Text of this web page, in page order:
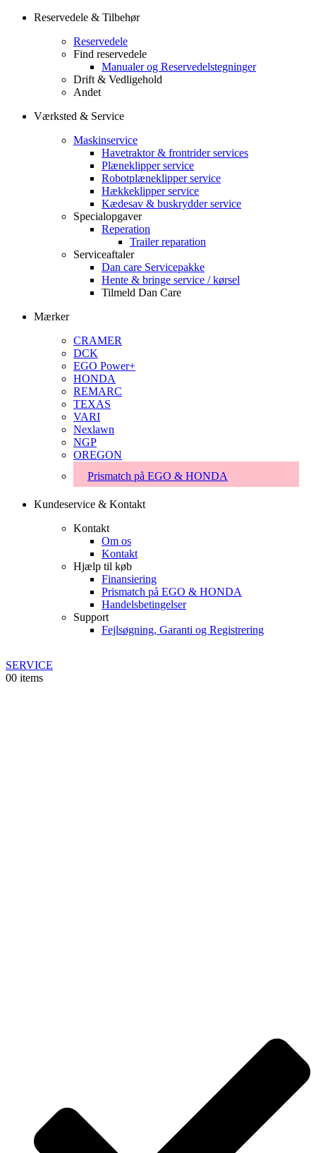
Reservedele & Tilbehør
Reservedele
Find reservedele
Manualer og Reservedelstegninger
Drift & Vedligehold
Andet
Værksted & Service
Maskinservice
Havetraktor & frontrider services
Plæneklipper service
Robotplæneklipper service
Hækkeklipper service
Kædesav & buskrydder service
Specialopgaver
Reperation
Trailer reparation
Serviceaftaler
Dan care Servicepakke
Hente & bringe service / kørsel
Tilmeld Dan Care
Mærker
CRAMER
DCK
EGO Power+
HONDA
REMARC
TEXAS
VARI
Nexlawn
NGP
OREGON
Prismatch på EGO & HONDA
Kundeservice & Kontakt
Kontakt
Om os
Kontakt
Hjælp til køb
Finansiering
Prismatch på EGO & HONDA
Handelsbetingelser
Support
Fejlsøgning, Garanti og Registrering
SERVICE
00 items